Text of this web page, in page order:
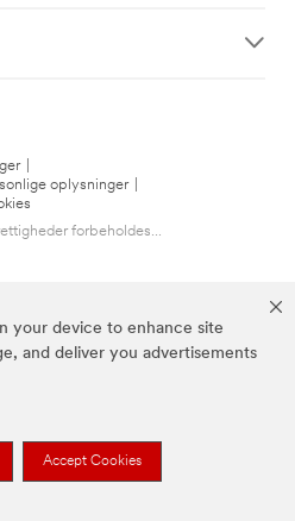
your device to enhance site
and deliver you advertisements
Accept Cookies
oplysninger
forbeholdes...
er varemærker tilhørende 3M.